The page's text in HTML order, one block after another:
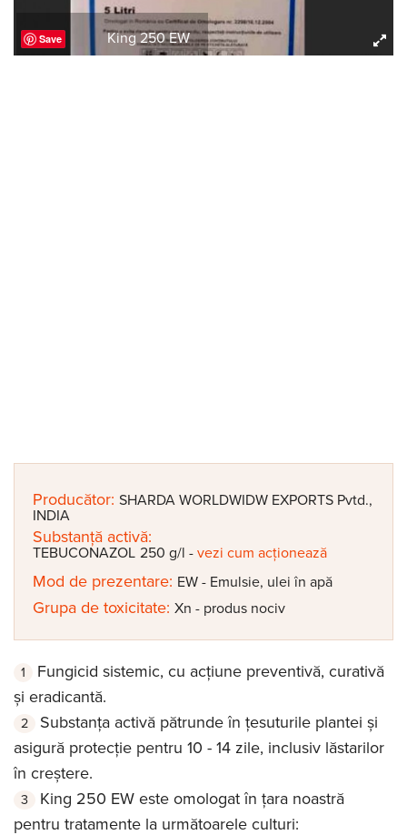
Save King 250 EW
Producător: SHARDA WORLDWIDW EXPORTS Pvtd.,
INDIA
Substanță activă:
TEBUCONAZOL 250 g/l - vezi cum acționează
Mod de prezentare: EW - Emulsie, ulei în apă
Grupa de toxicitate: Xn - produs nociv
Fungicid sistemic, cu acțiune preventivă, curativă
și eradicantă.
Substanța activă pătrunde în țesuturile plantei și
asigură protecție pentru 10 - 14 zile, inclusiv lăstarilor
în creștere.
King 250 EW este omologat în țara noastră
pentru tratamente la următoarele culturi: